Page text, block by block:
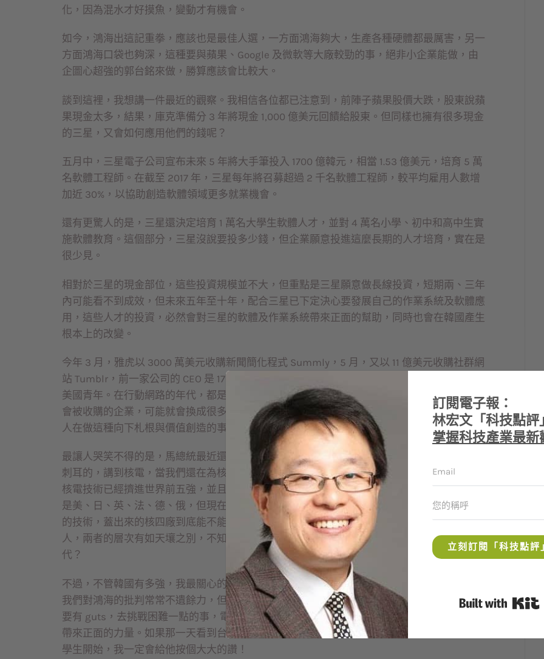
化，因為混水才好摸魚，變動才有機會。
如今，鴻海出這記重拳，應該也是最佳人選，一方面鴻海夠大，生產各種硬體都最厲害，另一
方面鴻海口袋也夠深，這種要與蘋果、Google 及微軟等大廠較勁的事，絕非小企業能做，由
企圖心超強的郭台銘來做，勝算應該會比較大。
談到這裡，我想講一件最近的觀察。我相信各位都已注意到，前陣子蘋果股價大跌，股東說蘋
果現金太多，結果，庫克準備分 3 年將現金 1,000 億美元回饋給股東。但同樣也擁有很多現金
的三星，又會如何應用他們的錢呢？
五月中，三星電子公司宣布未來 5 年將大手筆投入 1700 億韓元，相當 1.53 億美元，培育 5 萬
名軟體工程師。在截至 2017 年，三星每年將召募超過 2 千名軟體工程師，較平均雇用人數增
加近 30%，以協助創造軟體領域更多就業機會。
還有更驚人的是，三星還決定培育 1 萬名大學生軟體人才，並對 4 萬名小學、初中和高中生實
施軟體教育。這個部分，三星沒說要投多少錢，但企業願意投進這麼長期的人才培育，實在是
很少見。
相對於三星的現金部位，這些投資規模並不大，但重點是三星願意做長線投資，短期兩、三年
內可能看不到成效，但未來五年至十年，配合三星已下定決心要發展自己的作業系統及軟體應
用，這些人才的投資，必然會對三星的軟體及作業系統帶來正面的幫助，同時也會在韓國產生
根本上的改變。
今年 3 月，雅虎以 3000 萬美元收購新聞簡化程式 Summly，5 月，又以 11 億美元收購社群網
站 Tumblr，前一家公司的 CEO 是 17 歲的英國天才少年，後面這一位則是高中沒念完的 26 歲
美國青年。在行動網路的年代，都是英雄出少年，三星從小學生就開始投資人才，未來國際間
會被收購的企業，可能就會換成很多韓國面孔了。雖然這應該不是我們樂於見到的事，但當別
人在做這種向下札根與價值創造的事情時，台灣在做什麼呢？
最讓人哭笑不得的是，馬總統最近還說，「台灣若廢核，如何與韓國競爭？」這句話聽起來滿
刺耳的，講到核電，當我們還在為核四要不要續建吵吵鬧鬧時，大家可能不知道，韓國輸出的
核電技術已經擠進世界前五強，並且在世界各地拿下五十幾組訂單。過去擁有核電技術的國家
是美、日、英、法、德、俄，但現在韓國已不輸這些國家。我們的核四用的是別人已落後淘汰
的技術，蓋出來的核四廠到底能不能用還是未知數，韓國則擁有核電技術，至少不用受制於
人，兩者的層次有如天壤之別，不知道為何我們領導人的想法，老是停留在亞洲四小龍的年
代？
不過，不管韓國有多強，我最關心的，還是台灣要如何因應這場變局，要如何扭轉頹勢。雖然
我們對鴻海的批判常常不遺餘力，但這次我覺得大家應該給鴻海多一點掌聲，台灣企業家真的
要有 guts，去挑戰困難一點的事，電子業從社會獲取那麼多資源，要起帶頭作用，才能給台灣
帶來正面的力量。如果那一天看到台灣也有企業願意像三星投入基礎人才的培養，而且還從小
學生開始，我一定會給他按個大大的讚！
訂閱電子報：
林宏文「科技點評」
掌握科技產業最新
立刻訂閱「科技點評